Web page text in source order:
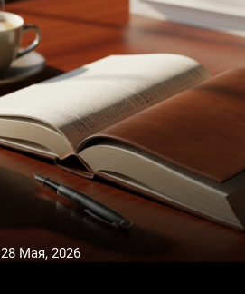
28 Мая, 2026